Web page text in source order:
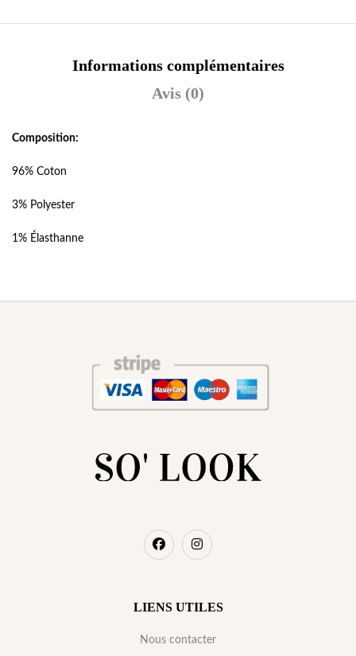
Informations complémentaires
Avis (0)
Composition:
96% Coton
3% Polyester
1% Élasthanne
LIENS UTILES
Nous contacter